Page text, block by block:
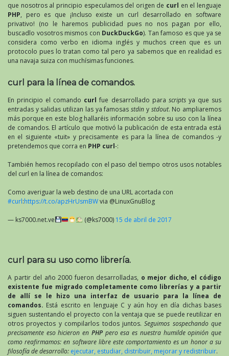
que nosotros al principio especulamos del origen de curl en el lenguaje
PHP, pero es que ¡Incluso existe un curl desarrollado en software
privativo! (no le haremos publicidad pues no nos pagan por ello,
buscadlo vosotros mismos con DuckDuckGo). Tan famoso es que ya se
considera como verbo en idioma inglés y muchos creen que es un
protocolo pues lo tratan como tal pero ya sabemos que en realidad es
una navaja suiza con muchísimas funciones.
curl para la línea de comandos.
En principio el comando curl fue desarrollado para scripts ya que sus
entradas y salidas utilizan las ya famosasstdin y stdout. No ampliaremos
más porque en este blog hallaréis información sobre su uso con la línea
de comandos. El artículo que motivó la publicación de esta entrada está
en el siguiente «tuit» y precisamente es para la línea de comandos -y
pretendemos que corra en PHP curl-:
También hemos recopilado con el paso del tiempo otros usos notables
del curl en la línea de comandos:
Como averiguar la web destino de una URL acortada con
#curl:https://t.co/apzHrUsmBWvia @LinuxGnuBlog
— ks7000.net.ve (@ks7000) 15 de abril de 2017
curl para su uso como librería.
A partir del año 2000 fueron desarrolladas, o mejor dicho, el código
existente fue migrado completamente como librerías y a partir
de allí se le hizo una interfaz de usuario para la línea de
comandos. Está escrito en lenguaje C y aún hoy en día dichas bases
siguen sustentando el proyecto con la ventaja que se puede reutilizar en
otros proyectos y compilarlos todos juntos.Seguimos sospechando que
precisamente eso hicieron en PHPpero esa es nuestra humilde opinión que
como reafirmamos: en software libre este comportamiento es un honor a su
filosofía de desarrollo: ejecutar, estudiar, distribuir, mejorar y redistribuir.